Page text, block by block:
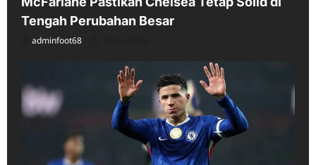
Tengah Perubahan Besar
adminfoot68